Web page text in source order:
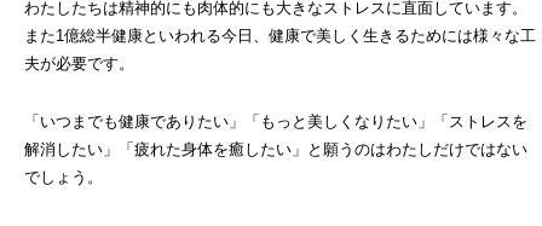
わたしたちは精神的にも肉体的にも大きなストレスに直面しています。
また1億総半健康といわれる今日、健康で美しく生きるためには様々な工
夫が必要です。
「いつまでも健康でありたい」「もっと美しくなりたい」「ストレスを
解消したい」「疲れた身体を癒したい」と願うのはわたしだけではない
でしょう。